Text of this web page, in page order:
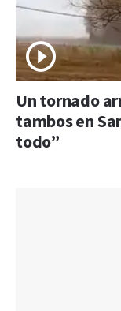
Un tornado
tambos en
todo”